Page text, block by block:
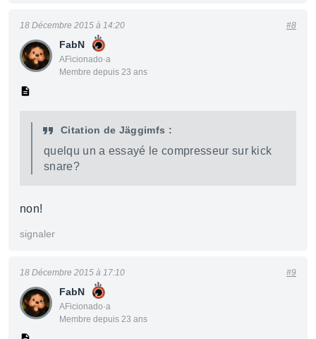
FabN
AFicionado·a
Membre depuis 23 ans
18 Décembre 2015 à 14:20 #8
Citation de Jäggimfs :
quelqu un a essayé le compresseur sur kick
snare?
non!
signaler
FabN
AFicionado·a
Membre depuis 23 ans
18 Décembre 2015 à 17:10 #9